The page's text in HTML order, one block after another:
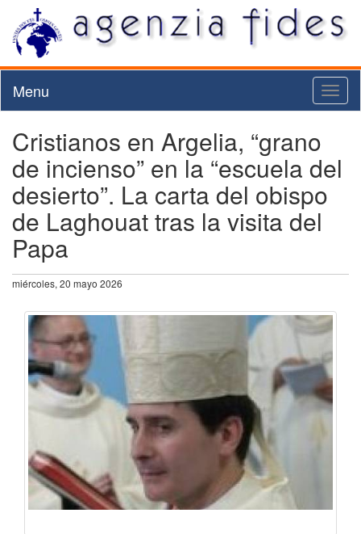
Menu
Cristianos en Argelia, “grano
de incienso” en la “escuela del
desierto”. La carta del obispo
de Laghouat tras la visita del
Papa
miércoles, 20 mayo 2026